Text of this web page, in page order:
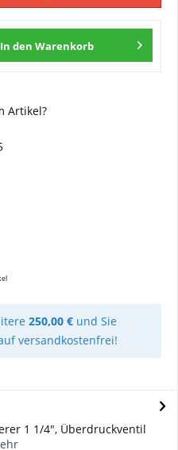
In den Warenkorb
Artikel?
250,00 €und Sie
versandkostenfrei!
1 1/4", Überdruckventil